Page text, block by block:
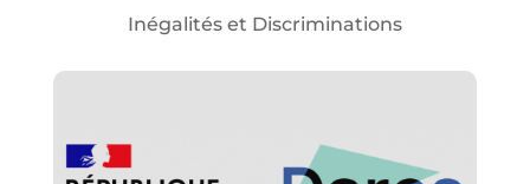
Inégalités et Discriminations